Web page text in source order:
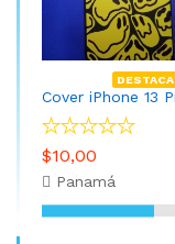
$10,00
Panamá